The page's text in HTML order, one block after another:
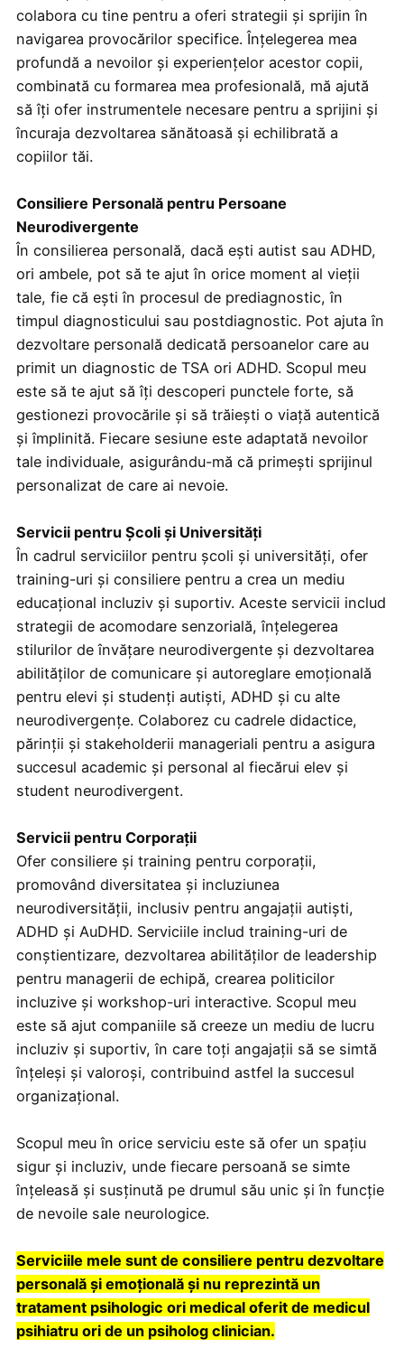
colabora cu tine pentru a oferi strategii și sprijin în
navigarea provocărilor specifice. Înțelegerea mea
profundă a nevoilor și experiențelor acestor copii,
combinată cu formarea mea profesională, mă ajută
să îți ofer instrumentele necesare pentru a sprijini și
încuraja dezvoltarea sănătoasă și echilibrată a
copiilor tăi.
Consiliere Personală pentru Persoane
Neurodivergente
În consilierea personală, dacă ești autist sau ADHD,
ori ambele, pot să te ajut în orice moment al vieții
tale, fie că ești în procesul de prediagnostic, în
timpul diagnosticului sau postdiagnostic. Pot ajuta în
dezvoltare personală dedicată persoanelor care au
primit un diagnostic de TSA ori ADHD. Scopul meu
este să te ajut să îți descoperi punctele forte, să
gestionezi provocările și să trăiești o viață autentică
și împlinită. Fiecare sesiune este adaptată nevoilor
tale individuale, asigurându-mă că primești sprijinul
personalizat de care ai nevoie.
Servicii pentru Școli și Universități
În cadrul serviciilor pentru școli și universități, ofer
training-uri și consiliere pentru a crea un mediu
educațional incluziv și suportiv. Aceste servicii includ
strategii de acomodare senzorială, înțelegerea
stilurilor de învățare neurodivergente și dezvoltarea
abilităților de comunicare și autoreglare emoțională
pentru elevi și studenți autiști, ADHD și cu alte
neurodivergențe. Colaborez cu cadrele didactice,
părinții și stakeholderii manageriali pentru a asigura
succesul academic și personal al fiecărui elev și
student neurodivergent.
Servicii pentru Corporații
Ofer consiliere și training pentru corporații,
promovând diversitatea și incluziunea
neurodiversității, inclusiv pentru angajații autiști,
ADHD și AuDHD. Serviciile includ training-uri de
conștientizare, dezvoltarea abilităților de leadership
pentru managerii de echipă, crearea politicilor
incluzive și workshop-uri interactive. Scopul meu
este să ajut companiile să creeze un mediu de lucru
incluziv și suportiv, în care toți angajații să se simtă
înțeleși și valoroși, contribuind astfel la succesul
organizațional.
Scopul meu în orice serviciu este să ofer un spațiu
sigur și incluziv, unde fiecare persoană se simte
înțeleasă și susținută pe drumul său unic și în funcție
de nevoile sale neurologice.
Serviciile mele sunt de consiliere pentru dezvoltare
personală și emoțională și nu reprezintă un
tratament psihologic ori medical oferit de medicul
psihiatru ori de un psiholog clinician.